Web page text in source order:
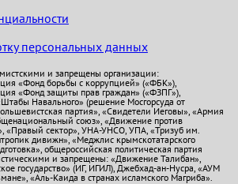
персональных данных
и запрещены организации:
«Фонд борьбы с коррупцией» («ФБК»),
«Фонд защиты прав граждан» («ФЗПГ»),
Навального» (решение Мосгорсуда от
партия», «Свидетели Иеговы», «Армия
союз», «Движение против
«Правый сектор», УНА-УНСО, УПА, «Тризуб им.
дивижн», «Меджлис крымскотатарского
общероссийская политическая партия
и запрещены: «Движение Талибан»,
государство» (ИГ, ИГИЛ), Джебхад-ан-Нусра, «АУМ
«Аль-Каида в странах исламского Магриба».